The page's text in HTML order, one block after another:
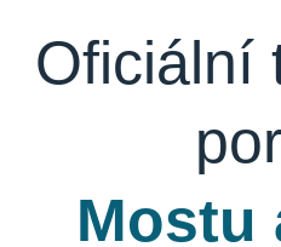
Oficiální
Mostu